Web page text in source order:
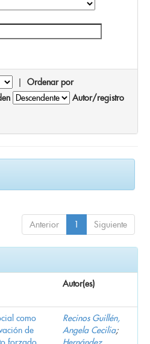
| Ordenar por
Autor/registro
Anterior 1 Siguiente
Autor(es)
como
de
Recinos Guillén,
Angela Cecilia;